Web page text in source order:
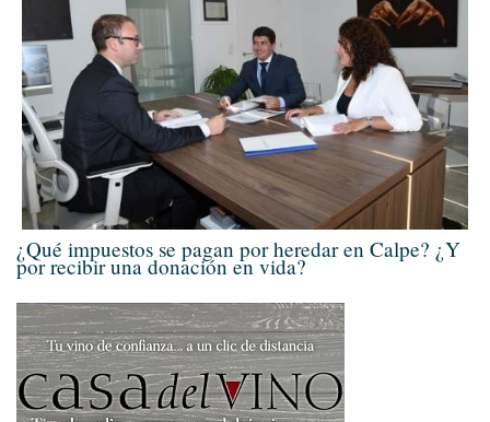
¿Qué impuestos se pagan por heredar en Calpe? ¿Y
por recibir una donación en vida?